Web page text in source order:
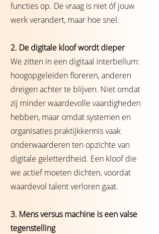
functies op. De vraag is niet óf jouw
werk verandert, maar hoe snel.
2. De digitale kloof wordt dieper
We zitten in een digitaal interbellum:
hoogopgeleiden floreren, anderen
dreigen achter te blijven. Niet omdat
zij minder waardevolle vaardigheden
hebben, maar omdat systemen en
organisaties praktijkkennis vaak
onderwaarderen ten opzichte van
digitale geletterdheid. Een kloof die
we actief moeten dichten, voordat
waardevol talent verloren gaat.
3. Mens versus machine is een valse
tegenstelling